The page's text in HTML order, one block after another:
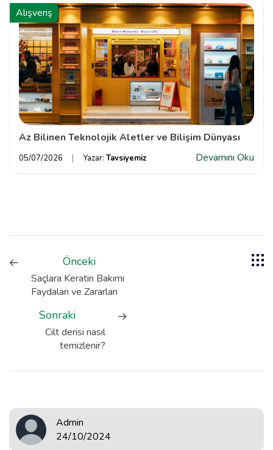
Alışveriş
Az Bilinen Teknolojik Aletler ve Bilişim Dünyası
05/07/2026 Yazar: Tavsiyemiz Devamını Oku
Önceki
Saçlara Keratin Bakımı
Faydaları ve Zararları
Sonraki
Cilt derisi nasıl
temizlenir?
Admin
24/10/2024